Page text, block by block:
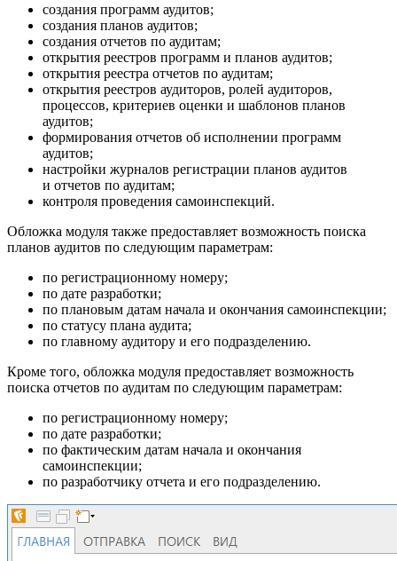
создания программ аудитов;
создания планов аудитов;
создания отчетов по аудитам;
открытия реестров программ и планов аудитов;
открытия реестра отчетов по аудитам;
открытия реестров аудиторов, ролей аудиторов,
процессов, критериев оценки и шаблонов планов
аудитов;
формирования отчетов об исполнении программ
аудитов;
настройки журналов регистрации планов аудитов
и отчетов по аудитам;
контроля проведения самоинспекций.
Обложка модуля также предоставляет возможность поиска
планов аудитов по следующим параметрам:
по регистрационному номеру;
по дате разработки;
по плановым датам начала и окончания самоинспекции;
по статусу плана аудита;
по главному аудитору и его подразделению.
Кроме того, обложка модуля предоставляет возможность
поиска отчетов по аудитам по следующим параметрам:
по регистрационному номеру;
по дате разработки;
по фактическим датам начала и окончания
самоинспекции;
по разработчику отчета и его подразделению.